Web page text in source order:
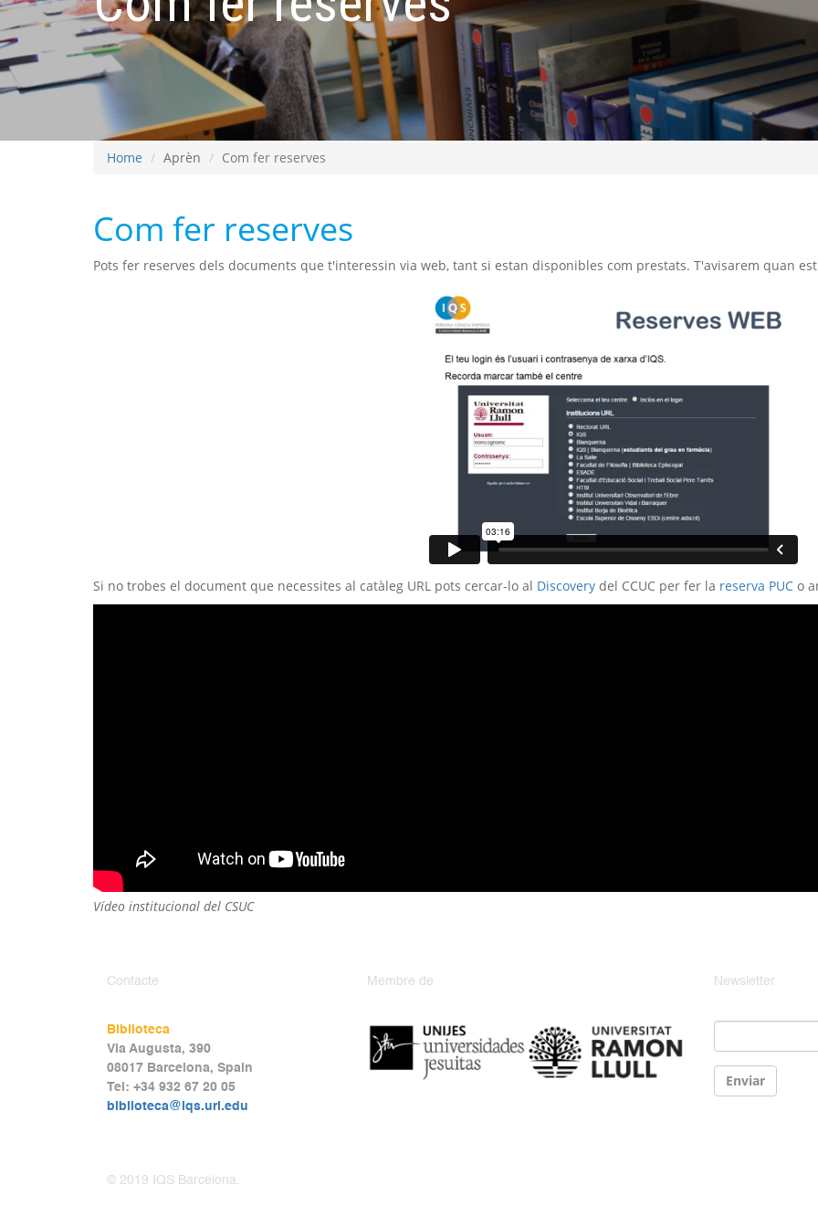
Home Aprèn Com fer reserves
Com fer reserves
Pots fer reserves dels documents que t'interessin via web, tant si estan disponibles com prestats. T'avisarem quan
Si no trobes el document que necessites al catàleg URL pots cercar-lo al Discovery del CCUC per fer la reserva PUC o
Vídeo institucional del CSUC
Contacte
Biblioteca
Via Augusta, 390
08017 Barcelona, Spain
Tel: +34 932 67 20 05
biblioteca@iqs.url.edu
Membre de Newsletter
Email
Enviar
© 2019 IQS Barcelona.